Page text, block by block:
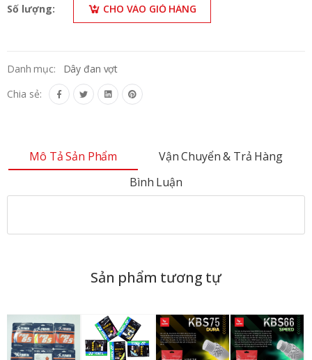
Số lượng: CHO VÀO GIỎ HÀNG
Danh mục:
Dây đan vợt
Chia sẻ:
Mô Tả Sản Phẩm
Vận Chuyển & Trả Hàng
Bình Luận
Sản phẩm tương tự